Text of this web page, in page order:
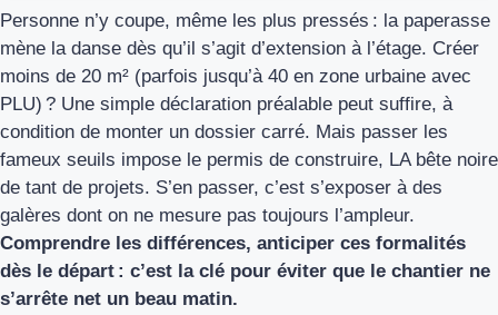
Personne n’y coupe, même les plus pressés : la paperasse
mène la danse dès qu’il s’agit d’extension à l’étage. Créer
moins de 20 m² (parfois jusqu’à 40 en zone urbaine avec
PLU) ? Une simple déclaration préalable peut suffire, à
condition de monter un dossier carré. Mais passer les
fameux seuils impose le permis de construire, LA bête noire
de tant de projets. S’en passer, c’est s’exposer à des
galères dont on ne mesure pas toujours l’ampleur.
Comprendre les différences, anticiper ces formalités
dès le départ : c’est la clé pour éviter que le chantier ne
s’arrête net un beau matin.